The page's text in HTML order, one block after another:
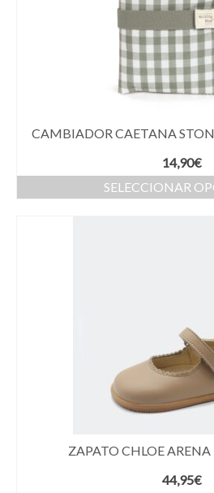
CAMBIADOR CAETANA
14,90€
SELECCIONAR
ZAPATO CHLOE
44,95€